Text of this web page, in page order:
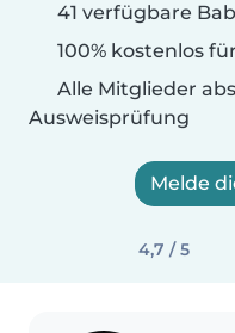
41 verfügbare
100% kostenlos
Alle Mitglieder
Ausweisprüfung
Melde
4,7 / 5